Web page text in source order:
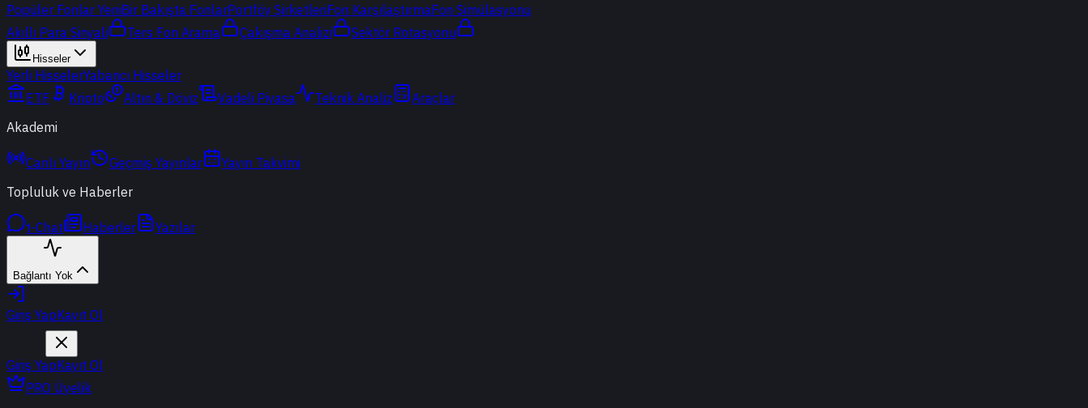
Popüler Fonlar YeniBir Bakışta FonlarPortföy ŞirketleriFon KarşılaştırmaFon Simülasyonu
Akıllı Para Sinyali
Ters Fon Arama Çakışma Analizi Sektör Rotasyonu
Hisseler
Yerli HisselerYabancı Hisseler
ETF
Kripto Altın & Döviz Vadeli Piyasa Teknik Analiz
Araçlar
Akademi
Canlı Yayın Geçmiş Yayınlar
Yayın Takvimi
Topluluk ve Haberler
t-Chat Haberler Yazılar
Bağlantı Yok
Giriş YapKayıt Ol
Giriş YapKayıt Ol
PRO Üyelik